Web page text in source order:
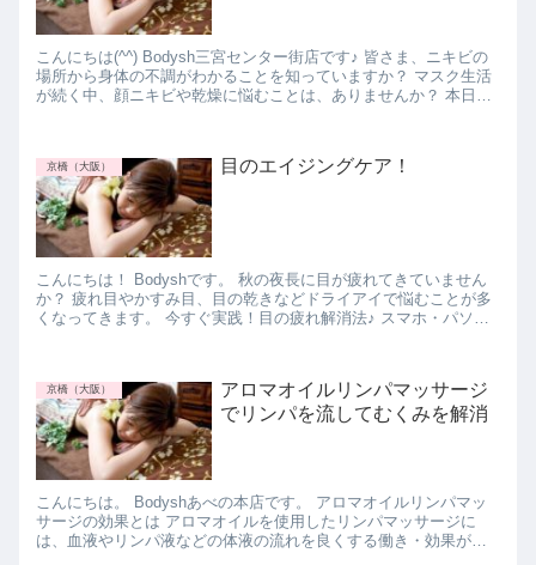
こんにちは(^^) Bodysh三宮センター街店です♪ 皆さま、ニキビの
場所から身体の不調がわかることを知っていますか？ マスク生活
が続く中、顔ニキビや乾燥に悩むことは、ありませんか？ 本日
京橋（大阪） 目のエイジングケア！
こんにちは！ Bodyshです。 秋の夜長に目が疲れてきていません
か？ 疲れ目やかすみ目、目の乾きなどドライアイで悩むことが多
くなってきます。 今すぐ実践！目の疲れ解消法♪ スマホ・パソコ
京橋（大阪）
アロマオイルリンパマッサージ
でリンパを流してむくみを解消
こんにちは。 Bodyshあべの本店です。 アロマオイルリンパマッ
サージの効果とは アロマオイルを使用したリンパマッサージに
は、血液やリンパ液などの体液の流れを良くする働き・効果があ